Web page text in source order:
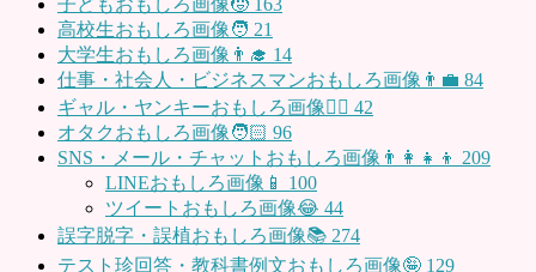
高校生おもしろ画像🧑 21
大学生おもしろ画像👨‍🎓 14
仕事・社会人・ビジネスマンおもしろ画像👨‍💼 84
ギャル・ヤンキーおもしろ画像👱‍♀️ 42
オタクおもしろ画像🧑🏻 96
SNS・メール・チャットおもしろ画像👨‍👩‍👧‍👦 209
LINEおもしろ画像📱 100
ツイートおもしろ画像😂 44
誤字脱字・誤植おもしろ画像📚 274
テスト珍回答・教科書例文おもしろ画像🤪 129